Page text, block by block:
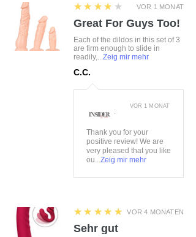
VOR 1 MONAT
4
★★★★★
Great For Guys Too!
Each of the dildos in this set of 3
are firm enough to slide in
readily,...Zeig mir mehr
C.C.
:
Thank you for your
positive review! We are
very pleased that you like
ou...Zeig mir mehr
VOR 1 MONAT
VOR 4 MONATEN
5
★★★★★
Sehr gut